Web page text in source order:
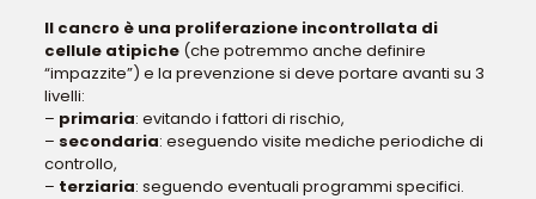
Il cancro è una proliferazione incontrollata di
cellule atipiche(che potremmo anche definire
“impazzite”) e la prevenzione si deve portare avanti su 3
livelli:
– primaria: evitando i fattori di rischio,
– secondaria: eseguendo visite mediche periodiche di
controllo,
– terziaria: seguendo eventuali programmi specifici.